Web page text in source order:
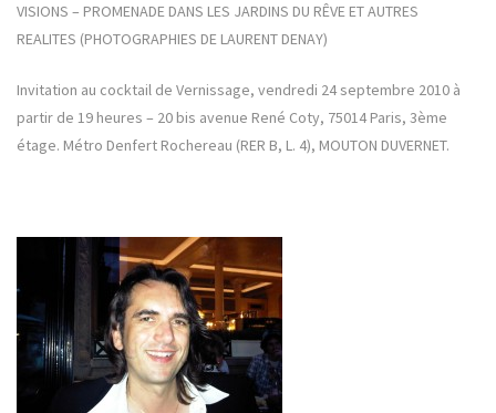
VISIONS – PROMENADE DANS LES JARDINS DU RÊVE ET AUTRES
REALITES (PHOTOGRAPHIES DE LAURENT DENAY)
Invitation au cocktail de Vernissage, vendredi 24 septembre 2010 à
partir de 19 heures – 20 bis avenue René Coty, 75014 Paris, 3ème
étage. Métro Denfert Rochereau (RER B, L. 4), MOUTON DUVERNET.